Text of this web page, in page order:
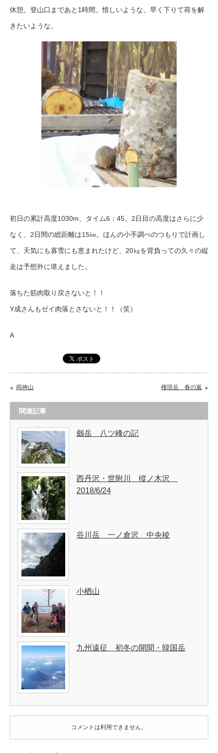
休憩。登山口まであと1時間。惜しいような、早く下りて荷を解
きたいような。
初日の累計高度1030m、タイム6：45。2日目の高度はさらに少
なく、2日間の総距離は15㎞。ほんの小手調べのつもりで計画し
て、天気にも寡雪にも恵まれたけど、20㎏を背負っての久々の縦
走は予想外に堪えました。
落ちた筋肉取り戻さないと！！
Y成さんもゼイ肉落とさないと！！（笑）
A
両神山 権現岳 春の嵐
関連記事
劔岳 八ツ峰の記
西丹沢・世附川 樅ノ木沢
2018/6/24
谷川岳 一ノ倉沢 中央稜
小楢山
九州遠征 初冬の開聞・韓国岳
コメントは利用できません。